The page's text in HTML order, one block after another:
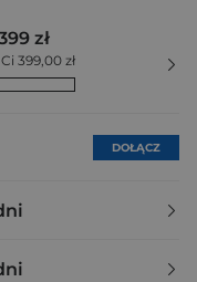
zł
399,00 zł
DOŁĄCZ